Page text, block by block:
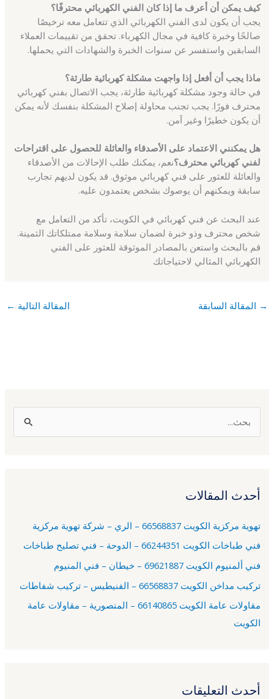
كيف يمكن أن أعرف ما إذا كان الفني الكهربائي محترفًا؟
يجب أن يكون لدى الفني الكهربائي الذي تتعامل معه ترخيصًا
صالحًا وخبرة كافية في مجال الكهرباء. تحقق من تقييمات العملاء
السابقين واستفسر عن سنوات الخبرة والشهادات التي يحملها.
ماذا يجب أن أفعل إذا واجهت مشكلة كهربائية طارئة؟
في حالة وجود مشكلة كهربائية طارئة، يجب الاتصال بفني كهربائي
محترف فورًا. يجب تجنب محاولة إصلاح المشكلة بنفسك لأنه يمكن
أن يكون خطيرًا وغير آمن.
هل يمكنني الاعتماد على الأصدقاء والعائلة للحصول على اقتراحات
لفني كهربائي محترف؟نعم، يمكنك طلب الإحالات من الأصدقاء
والعائلة للعثور على فني كهربائي موثوق. قد يكون لديهم تجارب
سابقة ويمكنهم أن يوصوك بشخص يعتمدون عليه.
عند البحث عن فني كهربائي في الكويت، تأكد من التعامل مع
شخص محترف وذو خبرة لضمان سلامة وسلامة ممتلكاتك الثمينة.
قم بالبحث واستعن بالمصادر الموثوقة للعثور على الفني
الكهربائي المثالي لاحتياجاتك
→ المقالة السابقة المقالة التالية ←
ث
ن
:
أحدث المقالات
تهوية مركزية الكويت 66568837 – الري – شركة تهوية مركزية
فني طباخات الكويت 66244351 – الدوحة – فني تصليح طباخات
فني ألمنيوم الكويت 69621887 – خيطان – فني المنيوم
تركيب مداخن الكويت 66568837 – الفنيطيس – تركيب شفاطات
مقاولات عامة الكويت 66140865 – المنصورية – مقاولات عامة
الكويت
أحدث التعليقات